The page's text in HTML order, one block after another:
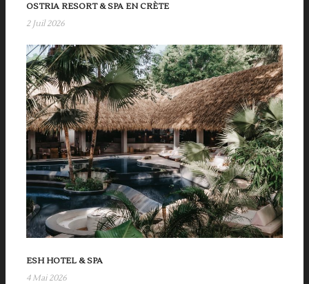
OSTRIA RESORT & SPA EN CRÈTE
2 Juil 2026
ESH HOTEL & SPA
4 Mai 2026